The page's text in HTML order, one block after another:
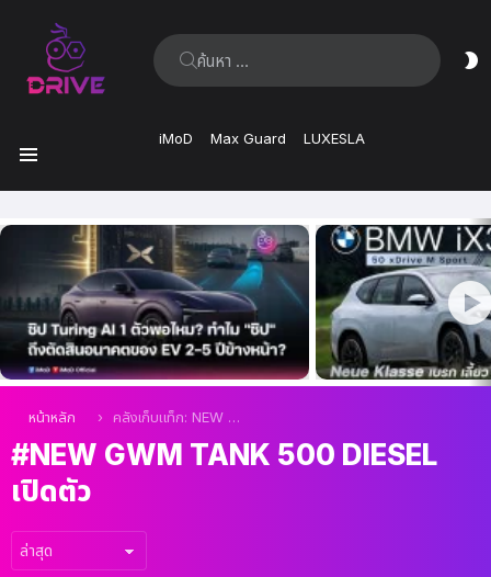
ค้นหา:
iMoD Max Guard LUXESLA
ล่าสุด
คุณอยู่ที่นี่:
หน้าหลัก คลังเก็บแท็ก: NEW GWM TANK 500 DIESEL เปิดตัว
NEW GWM TANK 500 DIESEL
เปิดตัว